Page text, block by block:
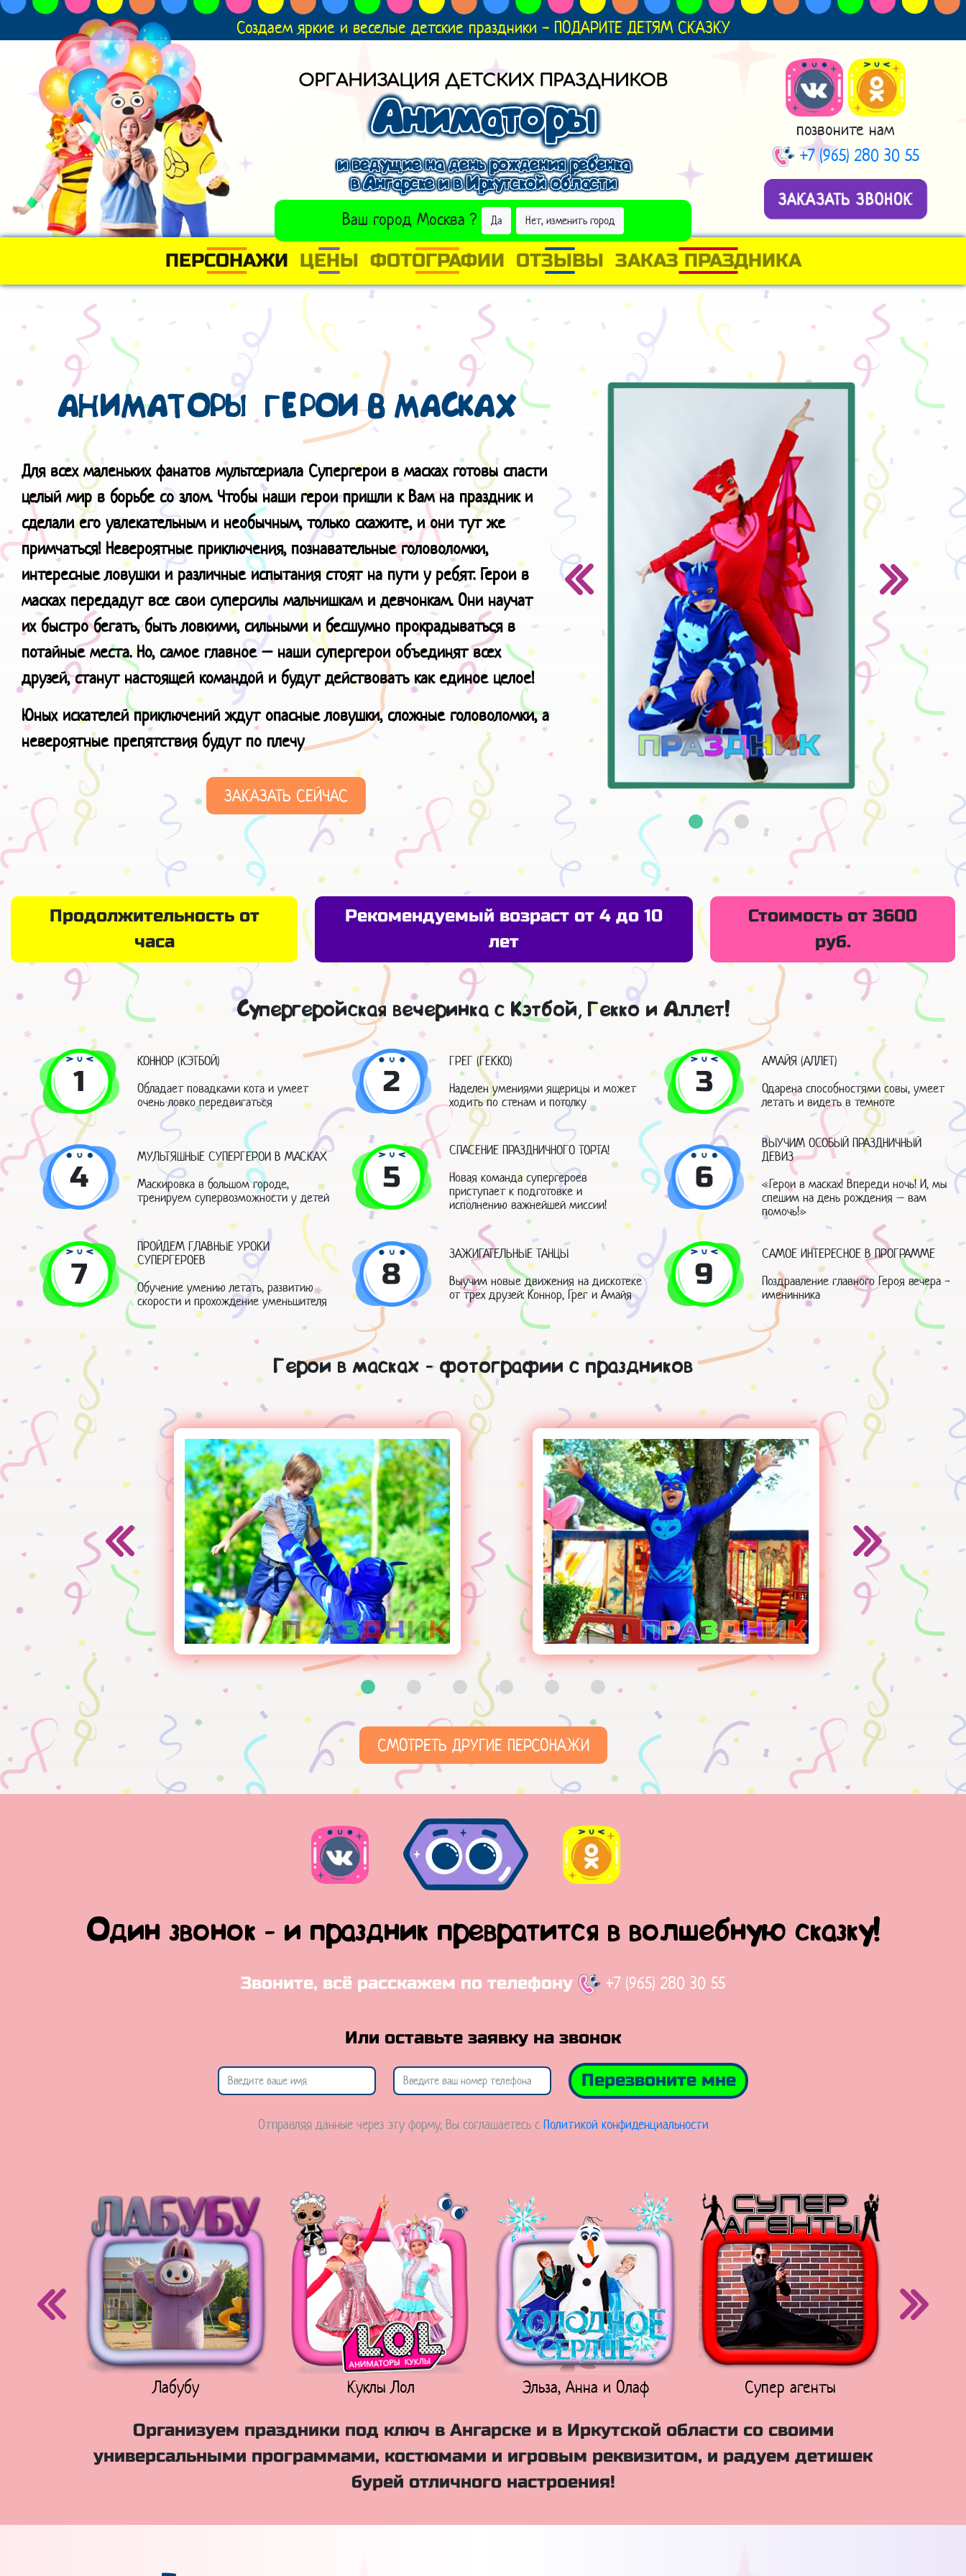
Создаем яркие и веселые детские праздники - ПОДАРИТЕ ДЕТЯМ СКАЗКУ
ОРГАНИЗАЦИЯ ДЕТСКИХ ПРАЗДНИКОВ
Аниматоры
и ведущие на день рождения ребенка
в Ангарске и в Иркутской области
Ваш город Москва ? Да Нет, изменить город
ВЫБРАТЬ ДРУГОЙ ГОРОД
позвоните нам
+7 (965) 280 30 55
ЗАКАЗАТЬ ЗВОНОК
ПЕРСОНАЖИ ЦЕНЫ ФОТОГРАФИИ ОТЗЫВЫ ЗАКАЗ ПРАЗДНИКА
АНИМАТОРЫ ГЕРОИ В МАСКАХ
Для всех маленьких фанатов мультсериала Супергерои в масках готовы спасти
целый мир в борьбе со злом. Чтобы наши герои пришли к Вам на праздник и
сделали его увлекательным и необычным, только скажите, и они тут же
примчаться! Невероятные приключения, познавательные головоломки,
интересные ловушки и различные испытания стоят на пути у ребят. Герои в
масках передадут все свои суперсилы мальчишкам и девчонкам. Они научат
их быстро бегать, быть ловкими, сильными и бесшумно прокрадываться в
потайные места. Но, самое главное – наши супергерои объединят всех
друзей, станут настоящей командой и будут действовать как единое целое!
Юных искателей приключений ждут опасные ловушки, сложные головоломки, а
невероятные препятствия будут по плечу
ЗАКАЗАТЬ СЕЙЧАС
Продолжительность от
часа
Рекомендуемый возраст от 4 до 10
лет
Стоимость от 3600
руб.
Супергеройская вечеринка с Кэтбой, Гекко и Аллет!
1
КОННОР (КЭТБОЙ)
Обладает повадками кота и умеет
очень ловко передвигаться
2
ГРЕГ (ГЕККО)
Наделен умениями ящерицы и может
ходить по стенам и потолку
3
АМАЙЯ (АЛЛЕТ)
Одарена способностями совы, умеет
летать и видеть в темноте
4
МУЛЬТЯШНЫЕ СУПЕРГЕРОИ В МАСКАХ
Маскировка в большом городе,
тренируем супервозможности у детей
5
СПАСЕНИЕ ПРАЗДНИЧНОГО ТОРТА!
Новая команда супергероев
приступает к подготовке и
исполнению важнейшей миссии!
6
ВЫУЧИМ ОСОБЫЙ ПРАЗДНИЧНЫЙ
ДЕВИЗ
«Герои в масках! Впереди ночь! И, мы
спешим на день рождения – вам
помочь!»
7
ПРОЙДЕМ ГЛАВНЫЕ УРОКИ
СУПЕРГЕРОЕВ
Обучение умению летать, развитию
скорости и прохождение уменьшителя
8
ЗАЖИГАТЕЛЬНЫЕ ТАНЦЫ
Выучим новые движения на дискотеке
от трех друзей: Коннор, Грег и Амайя
9
САМОЕ ИНТЕРЕСНОЕ В ПРОГРАММЕ
Поздравление главного Героя вечера -
именинника
Герои в масках - фотографии с праздников
СМОТРЕТЬ ДРУГИЕ ПЕРСОНАЖИ
Один звонок - и праздник превратится в волшебную сказку!
Звоните, всё расскажем по телефону +7 (965) 280 30 55
Или оставьте заявку на звонок
Перезвоните мне
Отправляя данные через эту форму, Вы соглашаетесь с Политикой конфиденциальности
Лабубу Куклы Лол Эльза, Анна и Олаф Супер агенты
Организуем праздники под ключ в Ангарске и в Иркутской области со своими
универсальными программами, костюмами и игровым реквизитом, и радуем детишек
бурей отличного настроения!